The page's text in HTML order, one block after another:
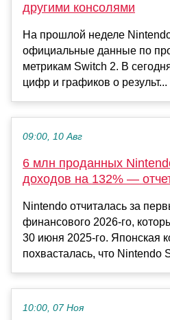
другими консолями
На прошлой неделе
официальные данные по
метрикам Switch 2. В
цифр и графиков о результ...
09:00, 10 Авг
6 млн проданных
доходов на 132% —
Nintendo отчиталась за
финансового 2026-го,
30 июня 2025-го. Японская
похвасталась, что Nintendo
10:00, 07 Ноя